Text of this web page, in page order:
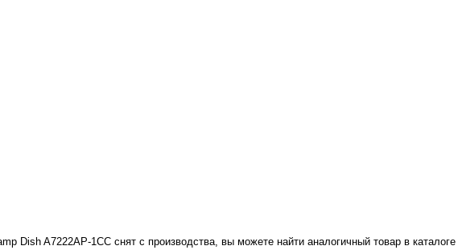
Dish A7222AP-1CC снят с производства, вы можете найти аналогичный товар в каталоге